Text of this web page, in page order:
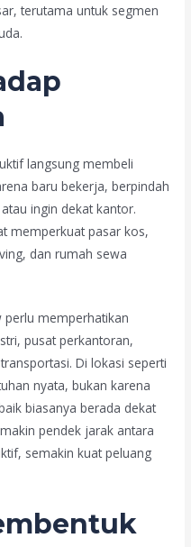
terutama untuk segmen
langsung membeli
baru bekerja, berpindah
ingin dekat kantor.
memperkuat pasar kos,
dan rumah sewa
memperhatikan
pusat perkantoran,
Di lokasi seperti
nyata, bukan karena
biasanya berada dekat
pendek jarak antara
semakin kuat peluang